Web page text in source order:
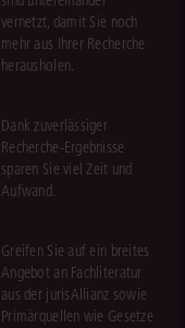
vernetzt, damit Sie noch
mehr aus Ihrer Recherche
herausholen.
Dank zuverlässiger
Recherche-Ergebnisse
sparen Sie viel Zeit und
Aufwand.
Greifen Sie auf ein breites
Angebot an Fachliteratur
aus der jurisAllianz sowie
Primärquellen wie Gesetze